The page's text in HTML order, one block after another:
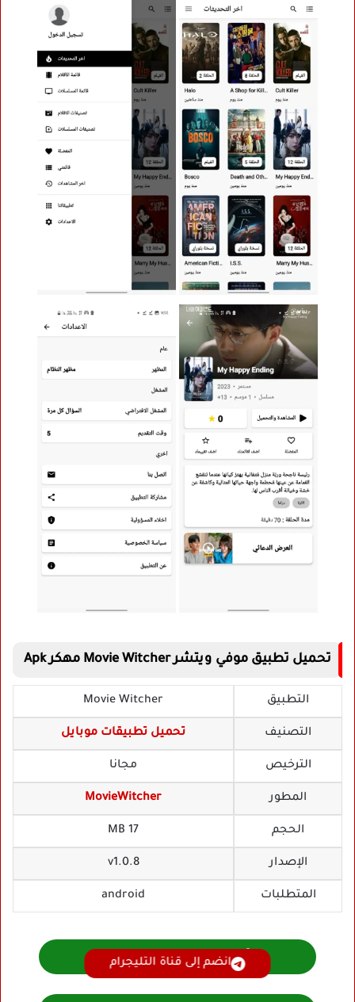
تحميل تطبيق موفي ويتشر Movie Witcher مهكر Apk
التطبيق Movie Witcher
التصنيف تحميل تطبيقات موبايل
الترخيص مجانا
المطور MovieWitcher
الحجم 17 MB
الإصدار v1.0.8
المتطلبات android
تحميل Movie Witcher مهكر
انضم إلى قناة التليجرام